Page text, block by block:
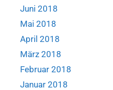
Juni 2018
Mai 2018
April 2018
März 2018
Februar 2018
Januar 2018